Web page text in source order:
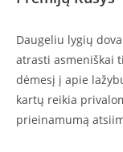
Daugeliu lygių
atrasti asmeniškai
dėmesį į apie
kartų reikia
prieinamumą